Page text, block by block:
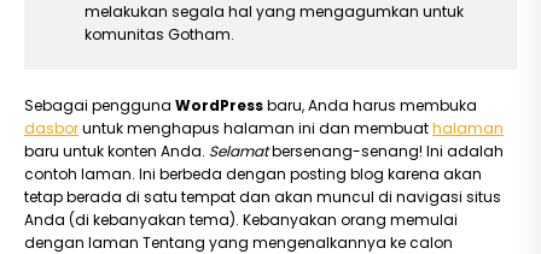
melakukan segala hal yang mengagumkan untuk
komunitas Gotham.
Sebagai pengguna WordPressbaru, Anda harus membuka
dasboruntuk menghapus halaman ini dan membuathalaman
baru untuk konten Anda. Selamatbersenang-senang! Ini adalah
contoh laman. Ini berbeda dengan posting blog karena akan
tetap berada di satu tempat dan akan muncul di navigasi situs
Anda (di kebanyakan tema). Kebanyakan orang memulai
dengan laman Tentang yang mengenalkannya ke calon